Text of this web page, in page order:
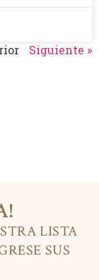
Siguiente »
LISTA
SUS